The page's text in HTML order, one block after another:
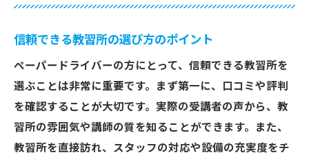
信頼できる教習所の選び方のポイント
ペーパードライバーの方にとって、信頼できる教習所を
選ぶことは非常に重要です。まず第一に、口コミや評判
を確認することが大切です。実際の受講者の声から、教
習所の雰囲気や講師の質を知ることができます。また、
教習所を直接訪れ、スタッフの対応や設備の充実度をチ